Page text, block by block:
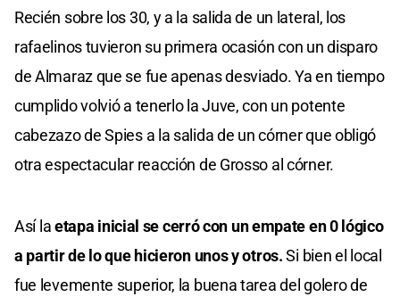
Recién sobre los 30, y a la salida de un lateral, los
rafaelinos tuvieron su primera ocasión con un disparo
de Almaraz que se fue apenas desviado. Ya en tiempo
cumplido volvió a tenerlo la Juve, con un potente
cabezazo de Spies a la salida de un córner que obligó
otra espectacular reacción de Grosso al córner.
Así laetapa inicial se cerró con un empate en 0 lógico
a partir de lo que hicieron unos y otros.Si bien el local
fue levemente superior, la buena tarea del golero de